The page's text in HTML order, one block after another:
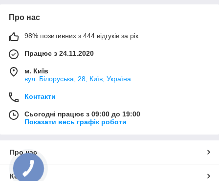
Про нас
98% позитивних з 444 відгуків за рік
Працює з 24.11.2020
м. Київ
вул. Білоруська, 28, Київ, Україна
Контакти
Сьогодні працює з 09:00 до 19:00
Показати весь графік роботи
Про нас
Контакти